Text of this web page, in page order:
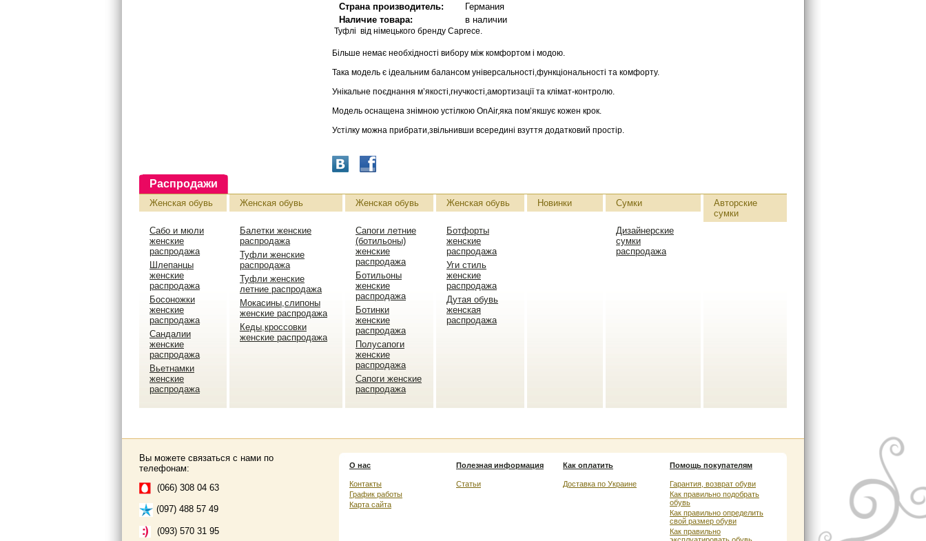
Страна производитель:
Германия
Наличие товара:
в наличии
Туфлі від німецького бренду Caprece.
Більше немає необхідності вибору між комфортом і модою.
Така модель є ідеальним балансом універсальності,функціональності та комфорту.
Унікальне поєднання м’якості,гнучкості,амортизації та клімат-контролю.
Модель оснащена знімною устілкою OnAir,яка пом’якшує кожен крок.
Устілку можна прибрати,звільнивши всередині взуття додатковий простір.
Распродажи
Женская обувь
Сабо и мюли
женские
распродажа
Шлепанцы
женские
распродажа
Босоножки
женские
распродажа
Сандалии
женские
распродажа
Вьетнамки
женские
распродажа
Женская обувь
Балетки женские
распродажа
Туфли женские
распродажа
Туфли женские
летние распродажа
Мокасины,слипоны
женские распродажа
Кеды,кроссовки
женские распродажа
Женская обувь
Сапоги летние
(ботильоны)
женские
распродажа
Ботильоны
женские
распродажа
Ботинки
женские
распродажа
Полусапоги
женские
распродажа
Сапоги женские
распродажа
Женская обувь
Ботфорты
женские
распродажа
Уги стиль
женские
распродажа
Дутая обувь
женская
распродажа
Новинки Сумки
Дизайнерские
сумки
распродажа
Авторские
сумки
Вы можете связаться с нами по
телефонам:
(066) 308 04 63
(097) 488 57 49
(093) 570 31 95
О нас
Контакты
График работы
Карта сайта
Полезная информация
Статьи
Как оплатить
Доставка по Украине
Помощь покупателям
Гарантия, возврат обуви
Как правильно подобрать
обувь
Как правильно определить
свой размер обуви
Как правильно